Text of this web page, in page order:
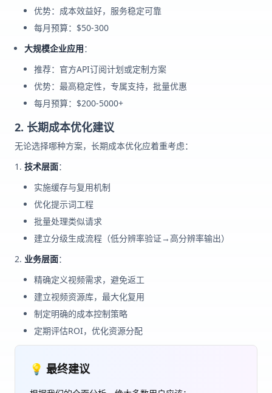
优势：成本效益好，服务稳定可靠
每月预算：$50-300
大规模企业应用：
推荐：官方API订阅计划或定制方案
优势：最高稳定性，专属支持，批量优惠
每月预算：$200-5000+
2. 长期成本优化建议
无论选择哪种方案，长期成本优化应着重考虑：
技术层面：
实施缓存与复用机制
优化提示词工程
批量处理类似请求
建立分级生成流程（低分辨率验证→高分辨率输出）
业务层面：
精确定义视频需求，避免返工
建立视频资源库，最大化复用
制定明确的成本控制策略
定期评估ROI，优化资源分配
💡 最终建议